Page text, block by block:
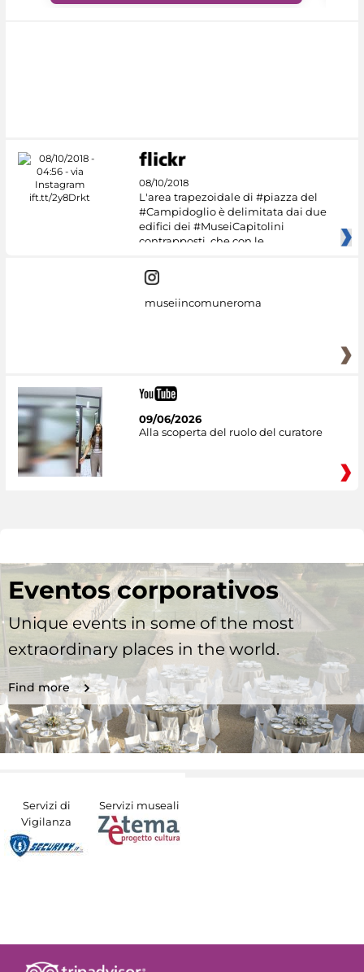
08/10/2018
L'area trapezoidale di #piazza del
#Campidoglio è delimitata dai due
edifici dei #MuseiCapitolini
contrapposti, che con le
museiincomuneroma
09/06/2026
Alla scoperta del ruolo del curatore
Eventos corporativos
Unique events in some of the most
extraordinary places in the world.
Find more
Servizi di
Vigilanza
Servizi museali